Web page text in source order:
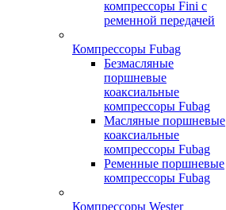
компрессоры Fini с
ременной передачей
Компрессоры Fubag
Безмасляные
поршневые
коаксиальные
компрессоры Fubag
Масляные поршневые
коаксиальные
компрессоры Fubag
Ременные поршневые
компрессоры Fubag
Компрессоры Wester